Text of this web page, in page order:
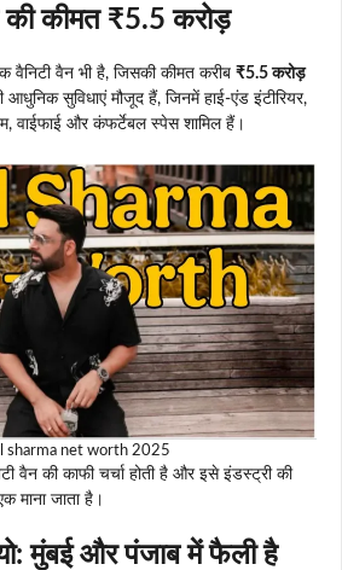
की कीमत ₹5.5 करोड़
वैनिटी वैन भी है, जिसकी कीमत करीब ₹5.5 करोड़
सुविधाएं मौजूद हैं, जिनमें हाई-एंड इंटीरियर,
वाईफाई और कंफर्टेबल स्पेस शामिल हैं।
sharma net worth 2025
वैन की काफी चर्चा होती है और इसे इंडस्ट्री की
माना जाता है।
मुंबई और पंजाब में फैली है